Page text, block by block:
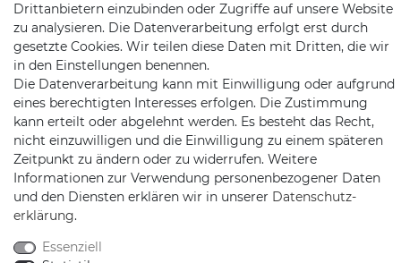
Schnellversand auf Facebook
Schnellversand auf Twitter
Schnellversand auf YouTube
Schnellversand auf
Schnellversand
Drittanbietern einzubinden oder Zugriffe auf unsere Website
zu analysieren. Die Datenverarbeitung erfolgt erst durch
gesetzte Cookies. Wir teilen diese Daten mit Dritten, die wir
in den Einstellungen benennen.
Die Datenverarbeitung kann mit Einwilligung oder aufgrund
eines berechtigten Interesses erfolgen. Die Zustimmung
kann erteilt oder abgelehnt werden. Es besteht das Recht,
nicht einzuwilligen und die Einwilligung zu einem späteren
Zeitpunkt zu ändern oder zu widerrufen. Weitere
Informationen zur Verwendung personenbezogener Daten
und den Diensten erklären wir in unserer Daten­schutz­
erklärung.
Essenziell